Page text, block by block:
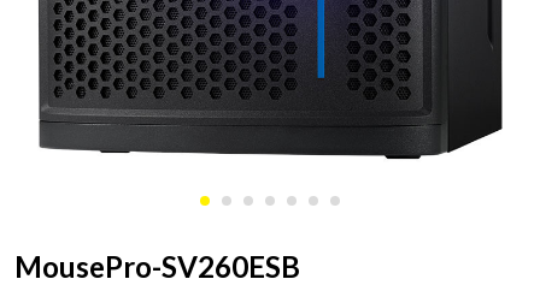
MousePro-SV260ESB